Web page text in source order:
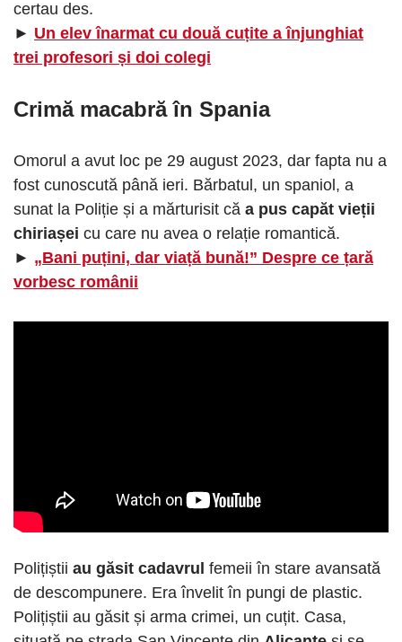
certau des.
► Un elev înarmat cu două cuțite a înjunghiat
trei profesori și doi colegi
Crimă macabră în Spania
Omorul a avut loc pe 29 august 2023, dar fapta nu a
fost cunoscută până ieri. Bărbatul, un spaniol, a
sunat la Poliție și a mărturisit că a pus capăt vieții
chiriașei cu care nu avea o relație romantică.
► „Bani puțini, dar viață bună!” Despre ce țară
vorbesc românii
Polițiștii au găsit cadavrul femeii în stare avansată
de descompunere. Era învelit în pungi de plastic.
Polițiștii au găsit și arma crimei, un cuțit. Casa,